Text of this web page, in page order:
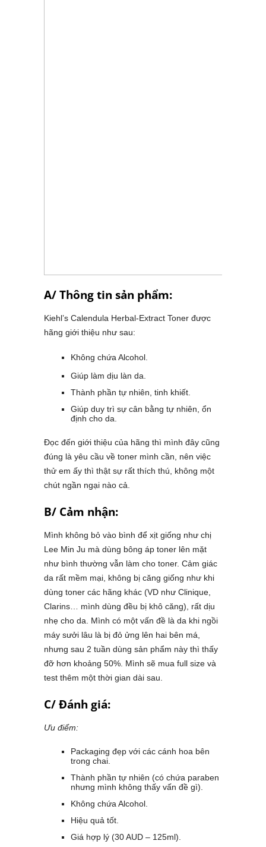
A/ Thông tin sản phẩm:
Kiehl’s Calendula Herbal-Extract Toner được
hãng giới thiệu như sau:
Không chứa Alcohol.
Giúp làm dịu làn da.
Thành phần tự nhiên, tinh khiết.
Giúp duy trì sự cân bằng tự nhiên, ổn
định cho da.
Đọc đến giới thiệu của hãng thì mình đây cũng
đúng là yêu cầu về toner mình cần, nên việc
thử em ấy thì thật sự rất thích thú, không một
chút ngần ngại nào cả.
B/ Cảm nhận:
Mình không bỏ vào bình để xịt giống như chị
Lee Min Ju mà dùng bông áp toner lên mặt
như bình thường vẫn làm cho toner. Cảm giác
da rất mềm mại, không bị căng giống như khi
dùng toner các hãng khác (VD như Clinique,
Clarins… mình dùng đều bị khô căng), rất dịu
nhẹ cho da. Mình có một vấn đề là da khi ngồi
máy sưởi lâu là bị đỏ ửng lên hai bên má,
nhưng sau 2 tuần dùng sản phẩm này thì thấy
đỡ hơn khoảng 50%. Mình sẽ mua full size và
test thêm một thời gian dài sau.
C/ Đánh giá:
Ưu điểm:
Packaging đẹp với các cánh hoa bên
trong chai.
Thành phần tự nhiên (có chứa paraben
nhưng mình không thấy vấn đề gì).
Không chứa Alcohol.
Hiệu quả tốt.
Giá hợp lý (30 AUD – 125ml).